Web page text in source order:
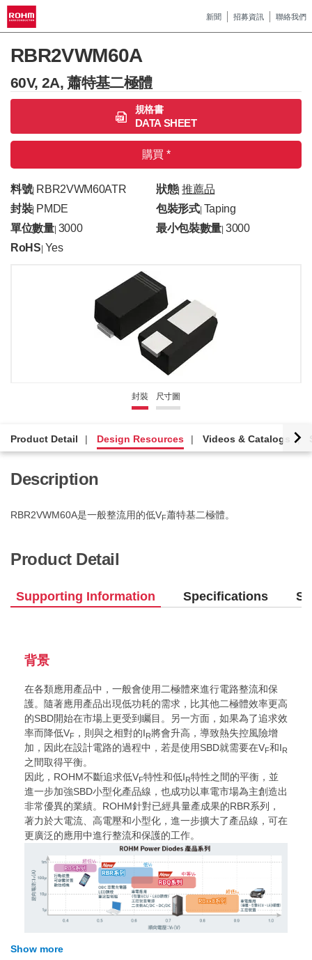
新聞 招募資訊 聯絡我們
RBR2VWM60A
60V, 2A, 蕭特基二極體
規格書
DATA SHEET
購買 *
料號| RBR2VWM60ATR 狀態|推薦品
封裝| PMDE 包裝形式| Taping
單位數量| 3000 最小包裝數量 |3000
RoHS Yes
封裝 尺寸圖
Product Detail Design Resources Videos & Catalogs
Description
RBR2VWM60A是一般整流用的低VF蕭特基二極體。
Product Detail
Supporting Information Specifications
背景
在各類應用產品中，一般會使用二極體來進行電路整流和保
護。隨著應用產品出現低功耗的需求，比其他二極體效率更高
的SBD開始在市場上更受到矚目。另一方面，如果為了追求效
率而降低VF ，則與之相對的IR將會升高，導致熱失控風險增
加，因此在設計電路的過程中，若是使用SBD就需要在VF和IR
之間取得平衡。
因此，ROHM不斷追求低VF特性和低IR特性之間的平衡，並
進一步加強SBD小型化產品線，也成功以車電市場為主創造出
非常優異的業績。ROHM針對已經具量產成果的RBR系列，
著力於大電流、高電壓和小型化，進一步擴大了產品線，可在
更廣泛的應用中進行整流和保護的工作。
Show more